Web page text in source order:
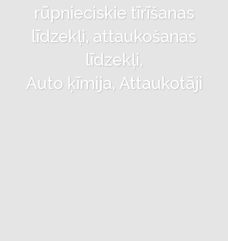
rūpnieciskie tīrīšanas
līdzekļi, attaukošanas
līdzekļi,
Auto ķīmija, Attaukotāji